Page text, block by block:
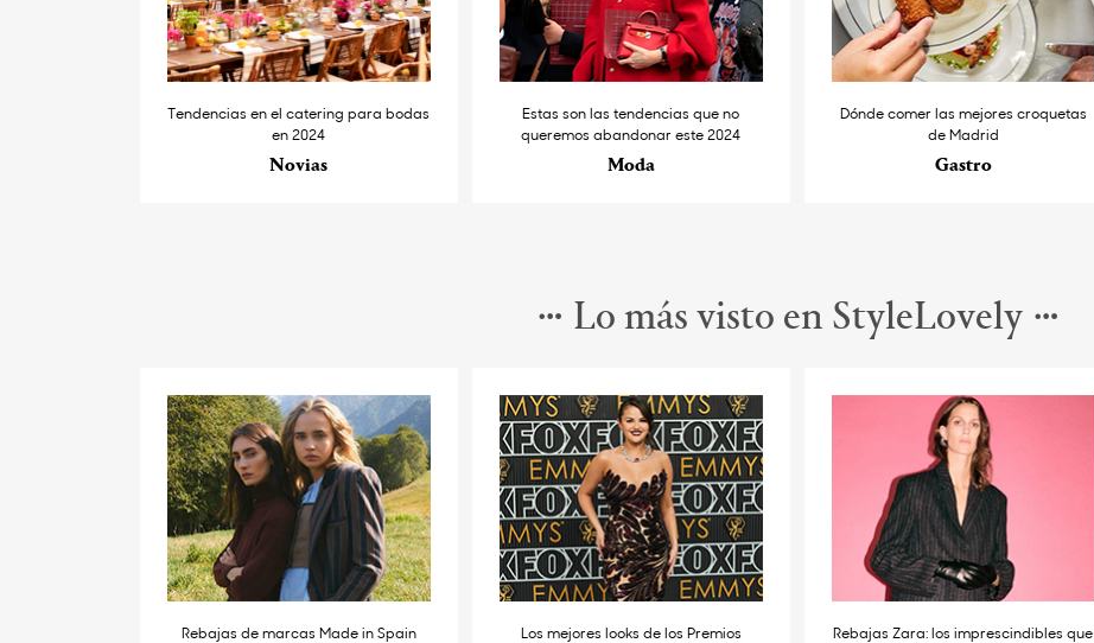
Tendencias en el catering para bodas
en 2024
Novias
Estas son las tendencias que no
queremos abandonar este 2024
Moda
Dónde comer las mejores croquetas
de Madrid
Gastro
Lo más visto en StyleLovely
Rebajas de marcas Made in Spain Los mejores looks de los Premios Rebajas Zara: los imprescindibles que